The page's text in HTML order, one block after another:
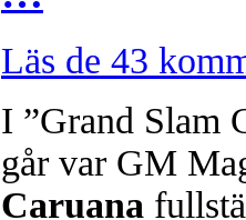
kämpar om
Min Seo, GM Erik Blomqvist,
vem helst kan ta hem segern
SM-sammanhang brukar
Michael Wiedenkeller, IM
IM Bengt Lindberg, FM Joar
Ljung. Mitt stalltips är att FM
Sverigemästarklassen.
Läs de 43
I ”Grand Slam
går var GM
Caruana